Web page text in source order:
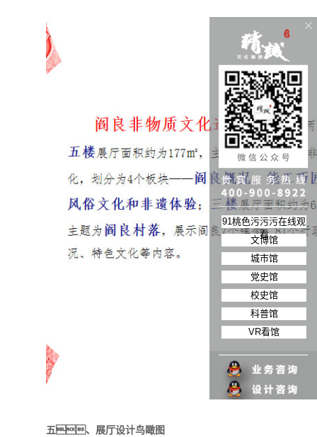
五、展厅设计鸟瞰图
91桃色污污污在线观
看
文博馆
城市馆
党史馆
校史馆
科普馆
VR看馆